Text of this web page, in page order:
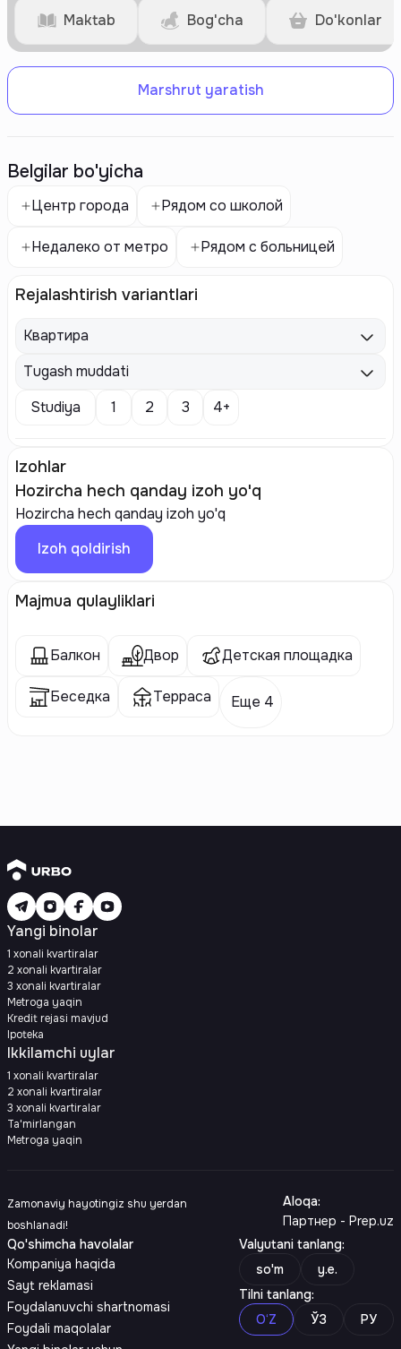
Maktab Bog'cha Do'konlar
Marshrut yaratish
Belgilar bo'yicha
Центр города Рядом со школой
Недалеко от метро Рядом с больницей
Rejalashtirish variantlari
Квартира
Tugash muddati
Studiya
1 2 3 4+
Izohlar
Hozircha hech qanday izoh yo'q
Hozircha hech qanday izoh yo'q
Izoh qoldirish
Majmua qulayliklari
Балкон Двор Детская площадка
Беседка Терраса Еще 4
Yangi binolar
1 xonali kvartiralar
2 xonali kvartiralar
3 xonali kvartiralar
Metroga yaqin
Kredit rejasi mavjud
Ipoteka
Ikkilamchi uylar
1 xonali kvartiralar
2 xonali kvartiralar
3 xonali kvartiralar
Ta'mirlangan
Metroga yaqin
Zamonaviy hayotingiz shu yerdan
boshlanadi!
Aloqa:
Партнер - Prep.uz
Qo'shimcha havolalar
Kompaniya haqida
Sayt reklamasi
Foydalanuvchi shartnomasi
Foydali maqolalar
Valyutani tanlang:
so'm
y.e.
Tilni tanlang:
O‘Z
ЎЗ РУ